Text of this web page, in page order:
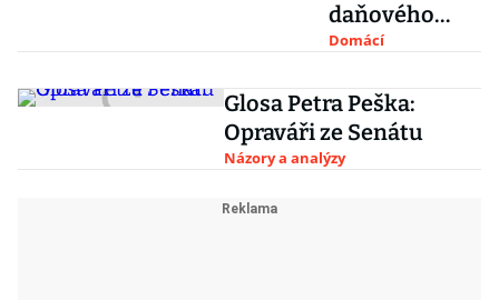
daňového
balíčku. Po
závazek, že
změny budou
jen na dva
Domácí
Glosa Petra Peška:
Opraváři ze Senátu
Názory a analýzy